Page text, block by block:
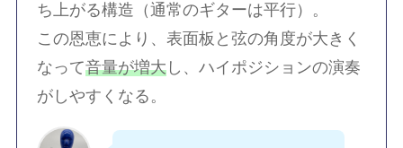
ち上がる構造（通常のギターは平行）。
この恩恵により、表面板と弦の角度が大きく
なって音量が増大 し、ハイポジションの演奏
がしやすくなる。